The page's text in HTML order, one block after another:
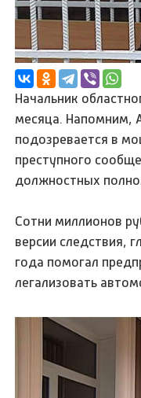
Начальник
месяца. Напомним,
подозревается в
преступного
должностных
Сотни миллионов
версии следствия,
года помогал
легализовать